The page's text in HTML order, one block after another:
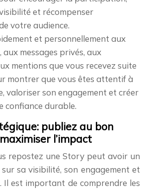
et récompenser
votre audience.
et personnellement aux
aux messages privés, aux
mentions que vous recevez suite
montrer que vous êtes attentif à
valoriser son engagement et créer
confiance durable.
publiez au bon
l’impact
repostez une Story peut avoir un
sa visibilité, son engagement et
Il est important de comprendre les